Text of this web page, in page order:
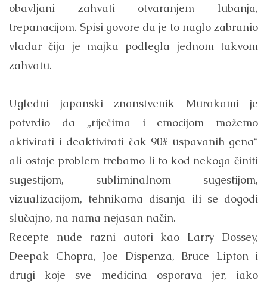
obavljani zahvati otvaranjem lubanja,
trepanacijom. Spisi govore da je to naglo zabranio
vladar čija je majka podlegla jednom takvom
zahvatu.
Ugledni japanski znanstvenik Murakami je
potvrdio da „riječima i emocijom možemo
aktivirati i deaktivirati čak 90% uspavanih gena“
ali ostaje problem trebamo li to kod nekoga činiti
sugestijom, subliminalnom sugestijom,
vizualizacijom, tehnikama disanja ili se dogodi
slučajno, na nama nejasan način.
Recepte nude razni autori kao Larry Dossey,
Deepak Chopra, Joe Dispenza, Bruce Lipton i
drugi koje sve medicina osporava jer, iako